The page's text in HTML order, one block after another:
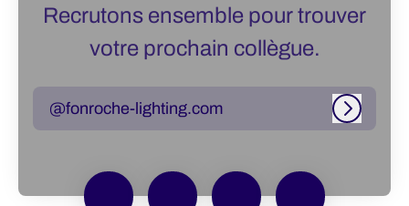
Recrutons ensemble pour trouver
votre prochain collègue.
@fonroche-lighting.com